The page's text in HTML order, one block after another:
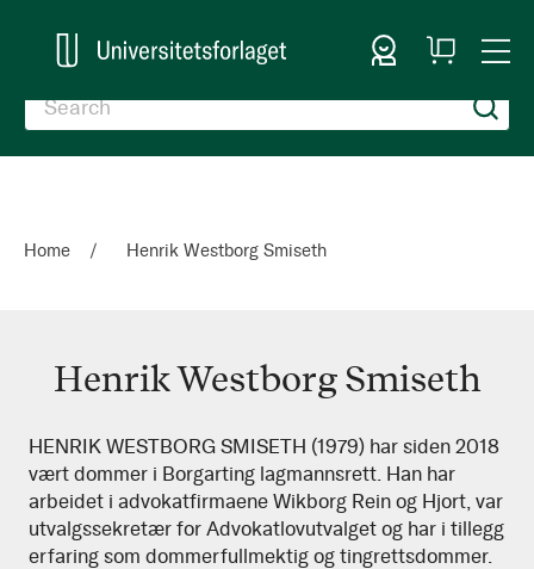
Sign In
My
Cart
Home Henrik Westborg Smiseth
Henrik Westborg Smiseth
Henrik
Westborg
Smiseth
HENRIK WESTBORG SMISETH (1979) har siden 2018
vært dommer i Borgarting lagmannsrett. Han har
arbeidet i advokatfirmaene Wikborg Rein og Hjort, var
utvalgssekretær for Advokatlovutvalget og har i tillegg
erfaring som dommerfullmektig og tingrettsdommer.